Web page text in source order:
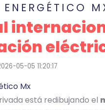
ENERGÉTICO
05-05 11:20:17
Mx
está redibujando el